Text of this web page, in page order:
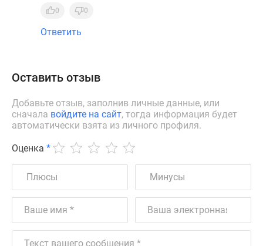
0 0
Ответить
Оставить отзыв
Добавьте отзыв, заполнив личные данные, или
сначала войдите на сайт, тогда информация будет
автоматически взята из личного профиля.
Оценка *